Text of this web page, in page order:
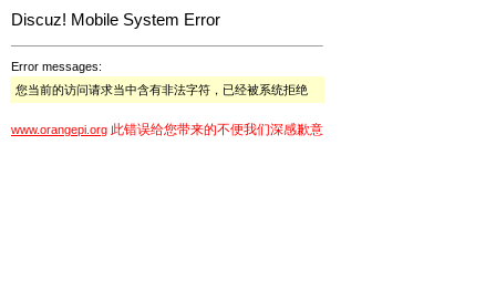
Discuz! Mobile System Error
Error messages:
您当前的访问请求当中含有非法字符，已经被系统拒绝
www.orangepi.org 此错误给您带来的不便我们深感歉意